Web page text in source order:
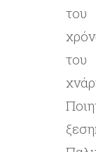
του